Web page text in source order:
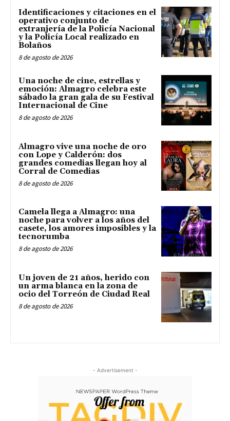
Identificaciones y citaciones en el
operativo conjunto de
extranjería de la Policía Nacional
y la Policía Local realizado en
Bolaños
8 de agosto de 2026
Una noche de cine, estrellas y
emoción: Almagro celebra este
sábado la gran gala de su Festival
Internacional de Cine
8 de agosto de 2026
Almagro vive una noche de oro
con Lope y Calderón: dos
grandes comedias llegan hoy al
Corral de Comedias
8 de agosto de 2026
Camela llega a Almagro: una
noche para volver a los años del
casete, los amores imposibles y la
tecnorumba
8 de agosto de 2026
Un joven de 21 años, herido con
un arma blanca en la zona de
ocio del Torreón de Ciudad Real
8 de agosto de 2026
- Advertisement -